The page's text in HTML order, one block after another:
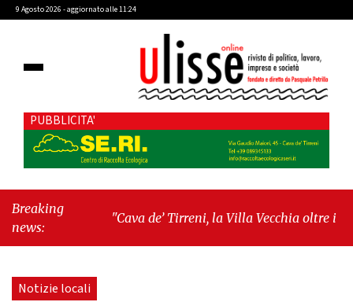
9 Agosto 2026 - aggiornato alle 11:24
PUBBLICITA'
Breaking
news:
"Cava de’ Tirreni, la Villa Vecchia oltre i vandali:
consiliare: “Serve chiarezza!”"
Notizie locali